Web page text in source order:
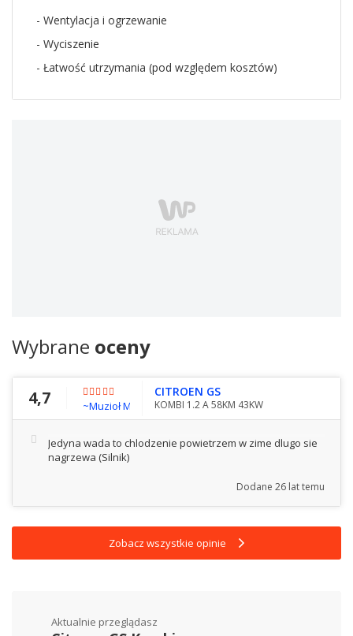
- Wentylacja i ogrzewanie
- Wyciszenie
- Łatwość utrzymania (pod względem kosztów)
Wybrane oceny
4,7 ~Muzioł Maciej ( zerro@kki.net.pl )
CITROEN GS
KOMBI 1.2 A 58KM 43KW
Jedyna wada to chlodzenie powietrzem w zime dlugo sie
nagrzewa (Silnik)
Dodane 26 lat temu
Zobacz wszystkie opinie
Aktualnie przeglądasz